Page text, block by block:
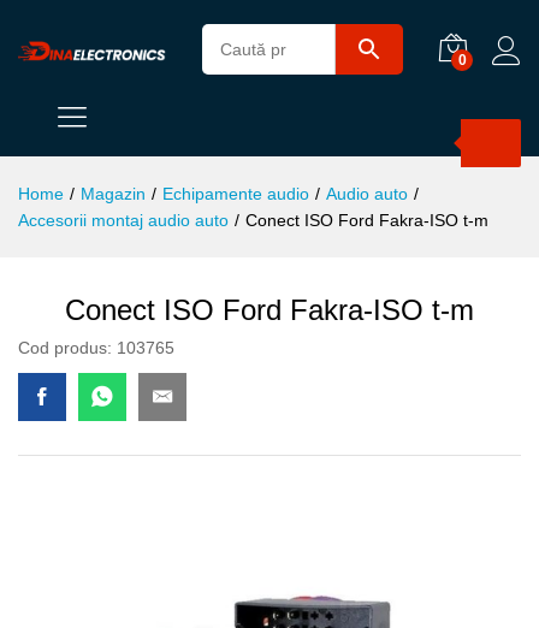
0
Home / Magazin / Echipamente audio / Audio auto /
Accesorii montaj audio auto / Conect ISO Ford Fakra-ISO t-m
Conect ISO Ford Fakra-ISO t-m
Cod produs: 103765